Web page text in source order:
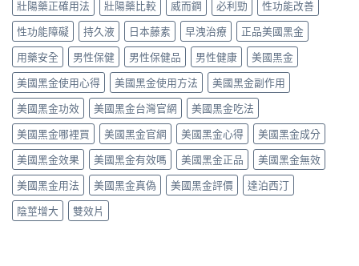
懂〉
中
效
果
與
真
辨
別〉
中
月
心
得：
成
分、
吃
法、
副
作
用
與
真
假
辨
別〉
經
驗
談
每
保
養、
副
作
用
與
價
格〉
中
藥
師
親
比
較
藥
效
時
間、
硬
度、
副
作
用，
一
壯陽藥正確用法
壯陽藥比較 威而鋼 必利勁
性功能改善
性功能障礙
持久液 日本藤素 早洩治療
正品美國黑金
用藥安全
男性保健 男性保健品 男性健康
美國黑金
美國黑金使用心得
美國黑金使用方法
美國黑金副作用
美國黑金功效
美國黑金台灣官網
美國黑金吃法
美國黑金哪裡買
美國黑金官網 美國黑金心得
美國黑金成分
美國黑金效果
美國黑金有效嗎 美國黑金正品
美國黑金無效
美國黑金用法
美國黑金真偽 美國黑金評價
達泊西汀
陰莖增大
雙效片